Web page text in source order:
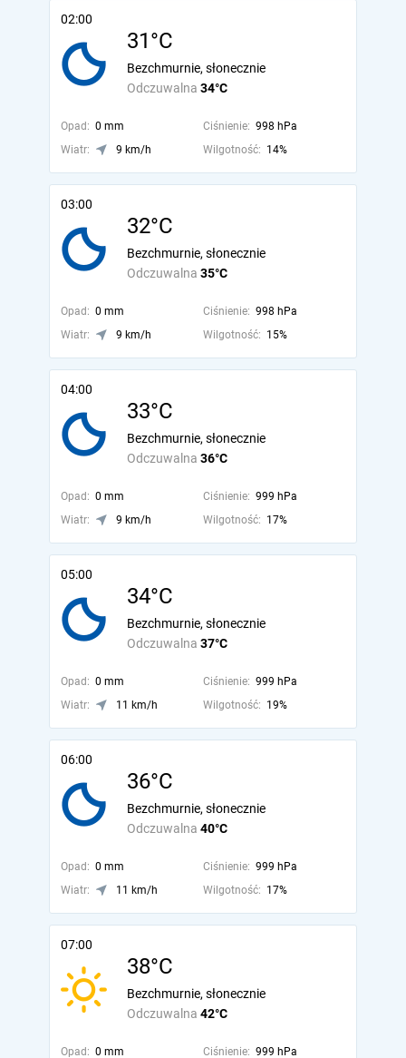
02:00
31°C
Odczuwalna 34°C
Bezchmurnie, słonecznie
Opad: 0 mm Ciśnienie: 998 hPa
Wiatr:
9 km/h Wilgotność: 14%
03:00
32°C
Odczuwalna 35°C
Bezchmurnie, słonecznie
Opad: 0 mm Ciśnienie: 998 hPa
Wiatr:
9 km/h Wilgotność: 15%
04:00
33°C
Odczuwalna 36°C
Bezchmurnie, słonecznie
Opad: 0 mm Ciśnienie: 999 hPa
Wiatr:
9 km/h Wilgotność: 17%
05:00
34°C
Odczuwalna 37°C
Bezchmurnie, słonecznie
Opad: 0 mm Ciśnienie: 999 hPa
Wiatr:
11 km/h Wilgotność: 19%
06:00
36°C
Odczuwalna 40°C
Bezchmurnie, słonecznie
Opad: 0 mm Ciśnienie: 999 hPa
Wiatr:
11 km/h Wilgotność: 17%
07:00
38°C
Odczuwalna 42°C
Bezchmurnie, słonecznie
Opad: 0 mm Ciśnienie: 999 hPa